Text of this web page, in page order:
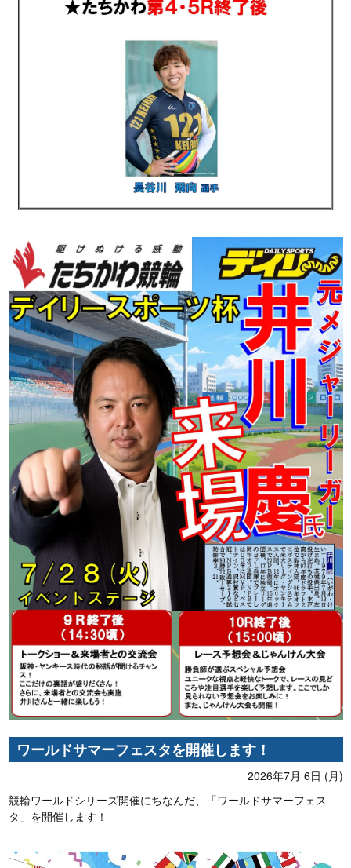
ワールドサマーフェスタを開催します！
2026年7月 6日 (月)
競輪ワールドシリーズ開催にちなんだ、「ワールドサマーフェス
タ」を開催します！